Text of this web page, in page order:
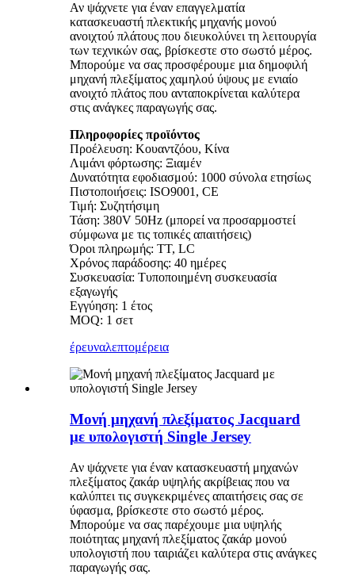
Αν ψάχνετε για έναν επαγγελματία
κατασκευαστή πλεκτικής μηχανής μονού
ανοιχτού πλάτους που διευκολύνει τη λειτουργία
των τεχνικών σας, βρίσκεστε στο σωστό μέρος.
Μπορούμε να σας προσφέρουμε μια δημοφιλή
μηχανή πλεξίματος χαμηλού ύψους με ενιαίο
ανοιχτό πλάτος που ανταποκρίνεται καλύτερα
στις ανάγκες παραγωγής σας.
Πληροφορίες προϊόντος
Προέλευση: Κουαντζόου, Κίνα
Λιμάνι φόρτωσης: Ξιαμέν
Δυνατότητα εφοδιασμού: 1000 σύνολα ετησίως
Πιστοποιήσεις: ISO9001, CE
Τιμή: Συζητήσιμη
Τάση: 380V 50Hz (μπορεί να προσαρμοστεί
σύμφωνα με τις τοπικές απαιτήσεις)
Όροι πληρωμής: TT, LC
Χρόνος παράδοσης: 40 ημέρες
Συσκευασία: Τυποποιημένη συσκευασία
εξαγωγής
Εγγύηση: 1 έτος
MOQ: 1 σετ
έρευναλεπτομέρεια
Μονή μηχανή πλεξίματος Jacquard
με υπολογιστή Single Jersey
Αν ψάχνετε για έναν κατασκευαστή μηχανών
πλεξίματος ζακάρ υψηλής ακρίβειας που να
καλύπτει τις συγκεκριμένες απαιτήσεις σας σε
ύφασμα, βρίσκεστε στο σωστό μέρος.
Μπορούμε να σας παρέχουμε μια υψηλής
ποιότητας μηχανή πλεξίματος ζακάρ μονού
υπολογιστή που ταιριάζει καλύτερα στις ανάγκες
παραγωγής σας.